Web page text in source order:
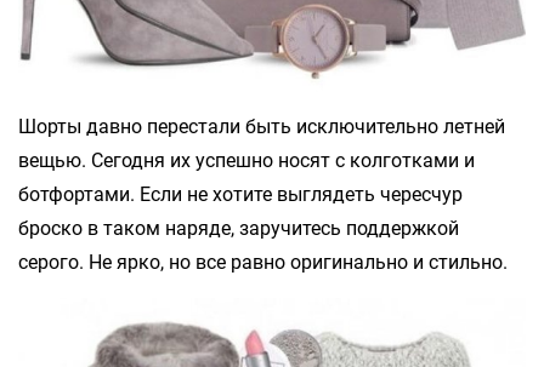
Шорты давно перестали быть исключительно летней
вещью. Сегодня их успешно носят с колготками и
ботфортами. Если не хотите выглядеть чересчур
броско в таком наряде, заручитесь поддержкой
серого. Не ярко, но все равно оригинально и стильно.